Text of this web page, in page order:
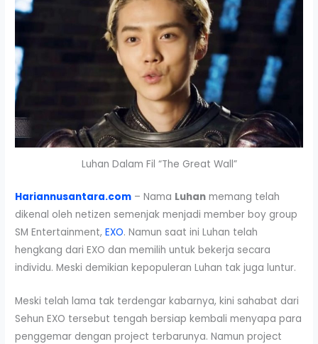
Luhan Dalam Fil “The Great Wall”
Hariannusantara.com – Nama Luhan memang telah
dikenal oleh netizen semenjak menjadi member boy group
SM Entertainment,EXO. Namun saat ini Luhan telah
hengkang dari EXO dan memilih untuk bekerja secara
individu. Meski demikian kepopuleran Luhan tak juga luntur.
Meski telah lama tak terdengar kabarnya, kini sahabat dari
Sehun EXO tersebut tengah bersiap kembali menyapa para
penggemar dengan project terbarunya. Namun project